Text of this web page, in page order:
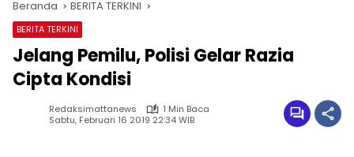
Beranda BERITA TERKINI
BERITA TERKINI
Jelang Pemilu, Polisi Gelar Razia
Cipta Kondisi
Redaksimattanews
1 Min Baca
Sabtu, Februari 16 2019 22:34 WIB